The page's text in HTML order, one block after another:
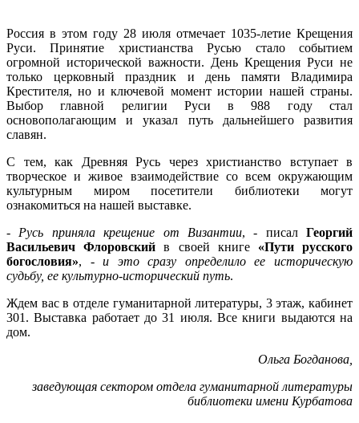
Россия в этом году 28 июля отмечает 1035-летие Крещения
Руси. Принятие христианства Русью стало событием
огромной исторической важности. День Крещения Руси не
только церковный праздник и день памяти Владимира
Крестителя, но и ключевой момент истории нашей страны.
Выбор главной религии Руси в 988 году стал
основополагающим и указал путь дальнейшего развития
славян.
С тем, как Древняя Русь через христианство вступает в
творческое и живое взаимодействие со всем окружающим
культурным миром посетители библиотеки могут
ознакомиться на нашей выставке.
- Русь приняла крещение от Византии, - писал Георгий
Васильевич Флоровский в своей книге «Пути русского
богословия», -и это сразу определило ее историческую
судьбу, ее культурно-исторический путь.
Ждем вас в отделе гуманитарной литературы, 3 этаж, кабинет
301. Выставка работает до 31 июля. Все книги выдаются на
дом.
Ольга Богданова,
заведующая сектором отдела гуманитарной литературы
библиотеки имени Курбатова